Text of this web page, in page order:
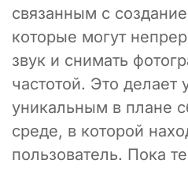
связанным с
которые могут
звук и снимать
частотой. Это делает
уникальным в плане
среде, в которой
пользователь. Пока